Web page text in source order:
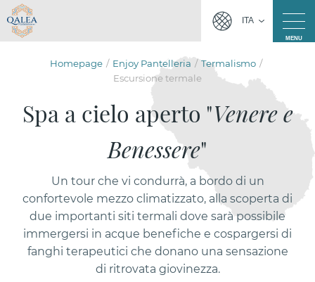
ITA
MENU
Homepage Enjoy Pantelleria
Termalismo
Escursione termale
Spa a cielo aperto "Venere e
Benessere"
Un tour che vi condurrà, a bordo di un
confortevole mezzo climatizzato, alla scoperta di
due importanti siti termali dove sarà possibile
immergersi in acque benefiche e cospargersi di
fanghi terapeutici che donano una sensazione
di ritrovata giovinezza.